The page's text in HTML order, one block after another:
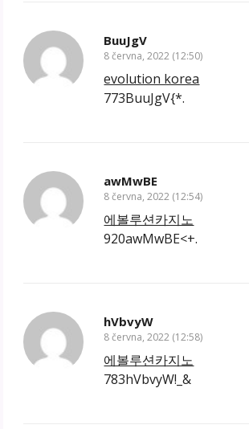
BuuJgV
8 června, 2022 (12:50)
evolution korea
773BuuJgV{*.
awMwBE
8 června, 2022 (12:54)
에볼루션카지노
920awMwBE<+.
hVbvyW
8 června, 2022 (12:58)
에볼루션카지노
783hVbvyW!_&